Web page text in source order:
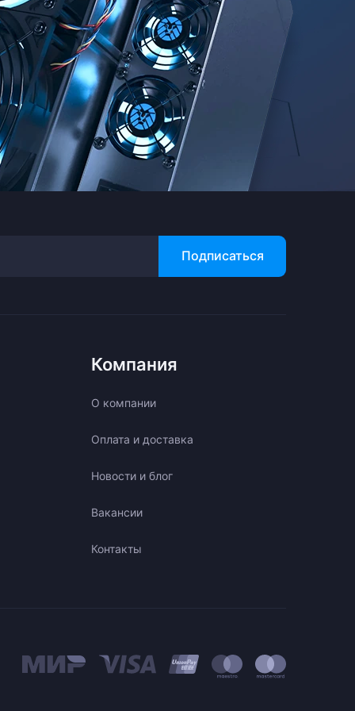
Подписаться
Компания
О компании
Оплата и доставка
Новости и блог
Вакансии
Контакты